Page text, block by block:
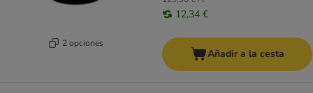
2 opciones
12,34 €
Añadir a la cesta